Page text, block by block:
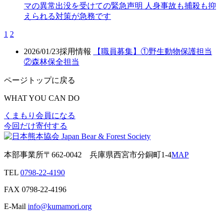
マの異常出没を受けての緊急声明 人身事故も捕殺も抑
えられる対策が急務です
1 2
2026/01/23採用情報
【職員募集】①野生動物保護担当
②森林保全担当
ページトップに戻る
WHAT YOU CAN DO
くまもり会員になる
今回だけ寄付する
本部事業所〒662-0042 兵庫県西宮市分銅町1-4MAP
TEL 0798-22-4190
FAX 0798-22-4196
E-Mail info@kumamori.org